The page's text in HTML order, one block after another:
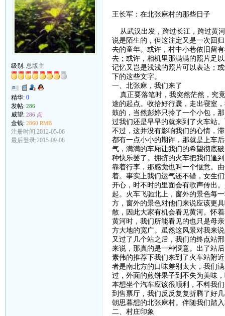
级别: 总版主
精华: 0
发帖: 286
威望: 286 点
金钱: 2860 RMB
注册时间:2012-05-06
最后登录:2015-09-08
王长军：在北张麻村的那些日子
从武汉出发，跨过长江，跨过黄
说是陌生的，但这注定又是一次回
去的童年。或许，村中小巷依旧留
去；或许，相机里那满满的照片足
记忆又岂是浅浅的照片可以表达；
下的这些文字。
一、北张麻，我们来了
真正要落笔时，我突然茫然，究
途的起点。收拾好行囊，走出寝室
鼓的，当然彭婷只拎了一个小包，
过我们还是早早的就来到了火车站
不过，这并没有影响我们的心情，
都有一点小小的期许，那就是上车
气，满满的车厢让我们的希望彻底
种快乐罢了。拥挤的火车把我们逼
靠着行李，那感觉也叫一个惬意。
着。事实上我们运气还不错，女生
开心，时不时的里面会有歌声传出
起。火车飞驰北上，窗外的景色每
方，窗外的景色对他们来说应该更
散，因此大家有机会看见黄河。怀
黄河时，我们所能看见的也只是母
方大地的宽广。虽然这风景对我来
又过了几个站之后，我们的终点站
来说，那真的是一种惬意。出了站
素伟的推荐下我们来到了火车站附
者是南北方的口味差别太大，我们
过，外面的煎饼果子到不失为美味
本想坐个汽车应该很顺利，不料我
到售票厅，我们反反复复折腾了好
朝思暮想的北张麻村。伴随我们踏
二、村庄印象